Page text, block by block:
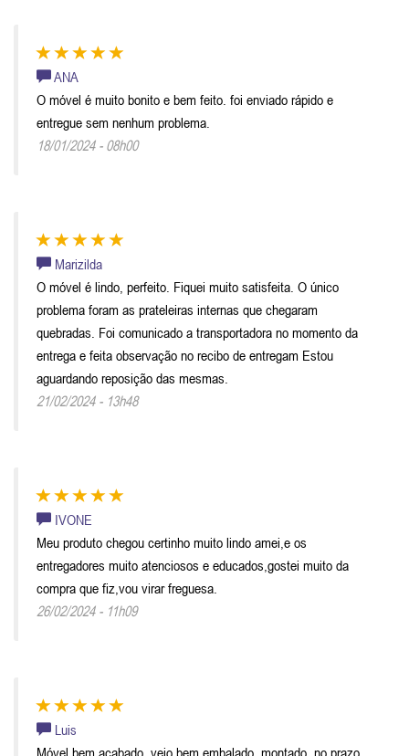
ANA
O móvel é muito bonito e bem feito. foi enviado rápido e
entregue sem nenhum problema.
18/01/2024 - 08h00
Marizilda
O móvel é lindo, perfeito. Fiquei muito satisfeita. O único
problema foram as prateleiras internas que chegaram
quebradas. Foi comunicado a transportadora no momento da
entrega e feita observação no recibo de entregam Estou
aguardando reposição das mesmas.
21/02/2024 - 13h48
IVONE
Meu produto chegou certinho muito lindo amei,e os
entregadores muito atenciosos e educados,gostei muito da
compra que fiz,vou virar freguesa.
26/02/2024 - 11h09
Luis
Móvel bem acabado, veio bem embalado, montado, no prazo.